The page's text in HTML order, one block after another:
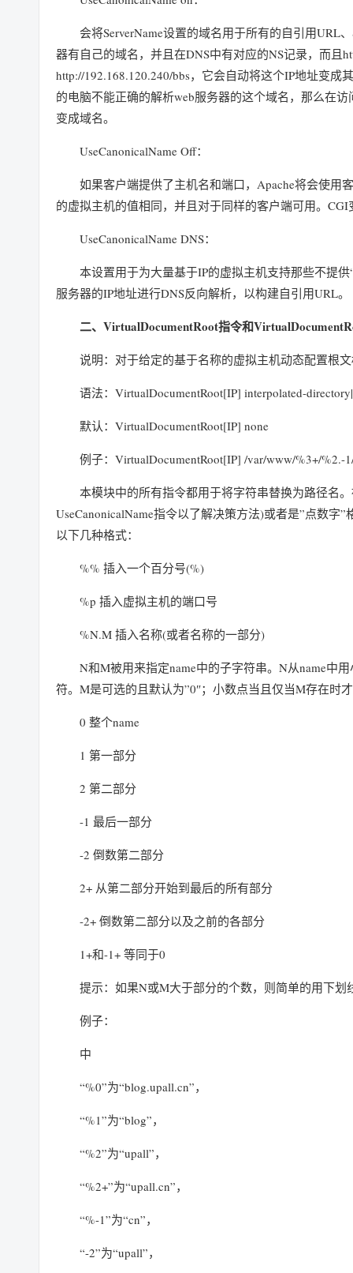
会将ServerName设置的域名用于所有的自引用URL
器有自己的域名，并且在DNS中有对应的NS记录，而且
http://192.168.120.240/bbs，它会自动将这个IP地址变
的电脑不能正确的解析web服务器的这个域名，那么在
变成域名。
UseCanonicalName Off：
如果客户端提供了主机名和端口，Apache将会使用
的虚拟主机的值相同，并且对于同样的客户端可用。
UseCanonicalName DNS：
本设置用于为大量基于IP的虚拟主机支持那些不提
服务器的IP地址进行DNS反向解析，以构建自引用URL。
二、VirtualDocumentRoot指令和
说明：对于给定的基于名称的虚拟主机动态配置根
语法：VirtualDocumentRoot[IP] interpolated-
默认：VirtualDocumentRoot[IP] none
例子：VirtualDocumentRoot[IP] /var/www/%3+/%2.-
本模块中的所有指令都用于将字符串替换为路径名
UseCanonicalName指令以了解决策方法)或者是”点数
以下几种格式：
%% 插入一个百分号(%)
%p 插入虚拟主机的端口号
%N.M 插入名称(或者名称的一部分)
N和M被用来指定name中的子字符串。N从name中
符。M是可选的且默认为”0″；小数点当且仅当M存在时
0 整个name
1 第一部分
2 第二部分
-1 最后一部分
-2 倒数第二部分
2+ 从第二部分开始到最后的所有部分
-2+ 倒数第二部分以及之前的各部分
1+和-1+ 等同于0
提示：如果N或M大于部分的个数，则简单的用下划
例子：
中
“%0”为“blog.upall.cn”，
“%1”为“blog”，
“%2”为“upall”，
“%2+”为“upall.cn”，
“%-1”为“cn”，
“-2”为“upall”，